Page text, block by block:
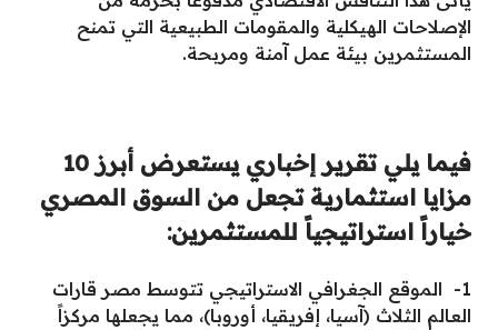
الإصلاحات الهيكلية والمقومات الطبيعية التي تمنح
المستثمرين بيئة عمل آمنة ومربحة.
فيما يلي تقرير إخباري يستعرض أبرز 10
مزايا استثمارية تجعل من السوق المصري
خياراً استراتيجياً للمستثمرين:
1- الموقع الجغرافي الاستراتيجي تتوسط مصر قارات
العالم الثلاث (آسيا، إفريقيا، أوروبا)، مما يجعلها مركزاً